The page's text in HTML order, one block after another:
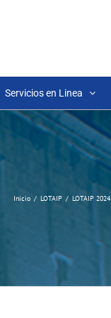
Servicios en Linea
Inicio LOTAIP LOTAIP 2024